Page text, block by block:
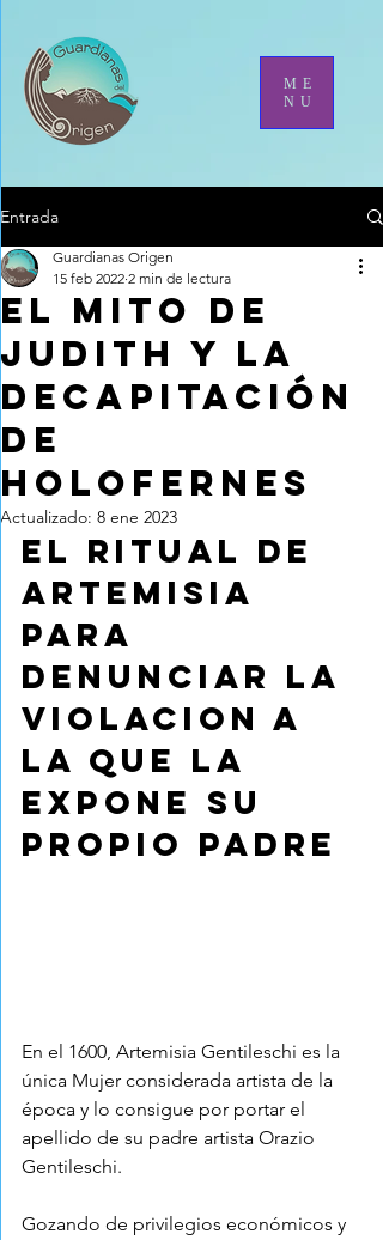
ME
NU
Entrada
El mito de
Judith y la
decapitación
de
Holofernes
Guardianas Origen
15 feb 2022 2 min de lectura
Actualizado: 8 ene 2023
El ritual de
Artemisia
para
denunciar la
violacion a
la que la
expone su
propio padre
En el 1600, Artemisia Gentileschi es la
única Mujer considerada artista de la
época y lo consigue por portar el
apellido de su padre artista Orazio
Gentileschi.
Gozando de privilegios económicos y